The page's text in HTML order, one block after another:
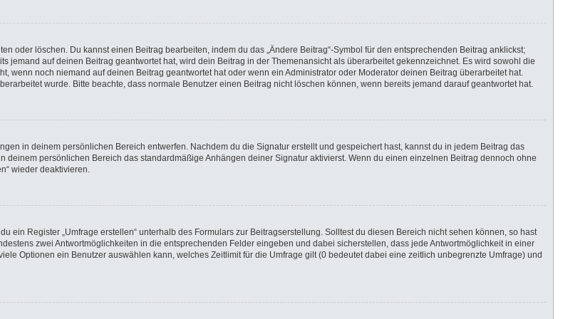
oder löschen. Du kannst einen Beitrag bearbeiten, indem du das „Ändere Beitrag“-Symbol für den entsprechenden Beitrag anklickst;
jemand auf deinen Beitrag geantwortet hat, wird dein Beitrag in der Themenansicht als überarbeitet gekennzeichnet. Es wird sowohl die
noch niemand auf deinen Beitrag geantwortet hat oder wenn ein Administrator oder Moderator deinen Beitrag überarbeitet hat.
wurde. Bitte beachte, dass normale Benutzer einen Beitrag nicht löschen können, wenn bereits jemand darauf geantwortet hat.
in deinem persönlichen Bereich entwerfen. Nachdem du die Signatur erstellt und gespeichert hast, kannst du in jedem Beitrag das
deinem persönlichen Bereich das standardmäßige Anhängen deiner Signatur aktivierst. Wenn du einen einzelnen Beitrag dennoch ohne
wieder deaktivieren.
ein Register „Umfrage erstellen“ unterhalb des Formulars zur Beitragserstellung. Solltest du diesen Bereich nicht sehen können, so hast
zwei Antwortmöglichkeiten in die entsprechenden Felder eingeben und dabei sicherstellen, dass jede Antwortmöglichkeit in einer
Optionen ein Benutzer auswählen kann, welches Zeitlimit für die Umfrage gilt (0 bedeutet dabei eine zeitlich unbegrenzte Umfrage) und